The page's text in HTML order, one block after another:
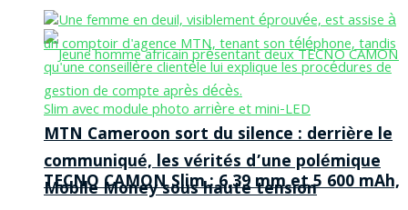
TECNO CAMON Slim : 6,39 mm et 5 600 mAh,
MTN Cameroon sort du silence : derrière le
communiqué, les vérités d’une polémique
Mobile Money sous haute tension